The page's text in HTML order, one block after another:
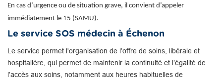
En cas d’urgence ou de situation grave, il convient d’appeler
immédiatement le 15 (SAMU).
Le service SOS médecin à Échenon
Le service permet l'organisation de l’offre de soins, libérale et
hospitalière, qui permet de maintenir la continuité et l’égalité de
l’accès aux soins, notamment aux heures habituelles de